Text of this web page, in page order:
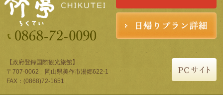
【政府登録国際観光旅館】
〒707-0062 岡山県美作市湯郷622-1
FAX：(0868)72-1651